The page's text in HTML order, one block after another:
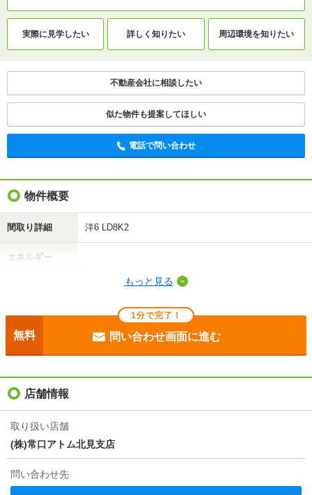
実際に見学したい 詳しく知りたい 周辺環境を知りたい
不動産会社に相談したい
似た物件も提案してほしい
電話で問い合わせ
物件概要
間取り詳細 洋6 LD8K2
エネルギー
目安光熱費
入居
損保 2.45万円2年
保証会社
もっと見る
1分で完了！
無料 問い合わせ画面に進む
店舗情報
取り扱い店舗
(株)常口アトム北見支店
問い合わせ先